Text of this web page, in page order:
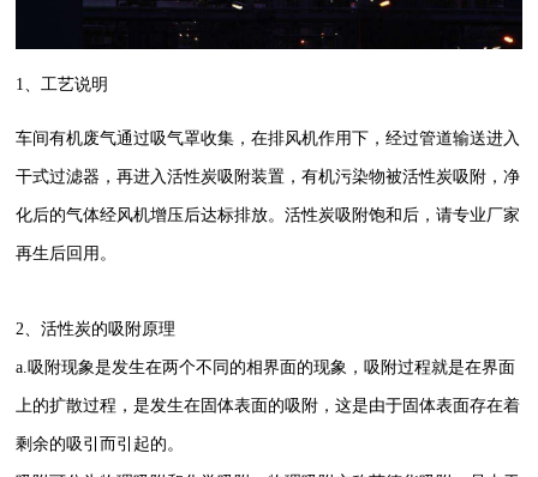
1、工艺说明
车间有机废气通过吸气罩收集，在排风机作用下，经过管道输送进入
干式过滤器，再进入活性炭吸附装置，有机污染物被活性炭吸附，净
化后的气体经风机增压后达标排放。活性炭吸附饱和后，请专业厂家
再生后回用。
2、活性炭的吸附原理
a.吸附现象是发生在两个不同的相界面的现象，吸附过程就是在界面
上的扩散过程，是发生在固体表面的吸附，这是由于固体表面存在着
剩余的吸引而引起的。